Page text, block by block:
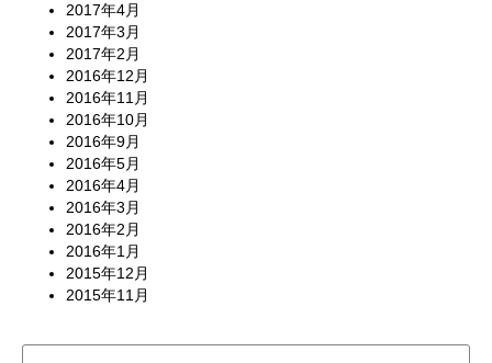
2017年4月
2017年3月
2017年2月
2016年12月
2016年11月
2016年10月
2016年9月
2016年5月
2016年4月
2016年3月
2016年2月
2016年1月
2015年12月
2015年11月